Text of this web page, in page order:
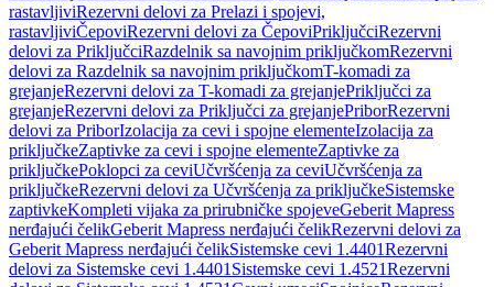
rastavljiviRezervni delovi za Prelazi i spojevi,
rastavljiviČepoviRezervni delovi za ČepoviPriključciRezervni
delovi za PriključciRazdelnik sa navojnim priključkomRezervni
delovi za Razdelnik sa navojnim priključkomT-komadi za
grejanjeRezervni delovi za T-komadi za grejanjePriključci za
grejanjeRezervni delovi za Priključci za grejanjePriborRezervni
delovi za PriborIzolacija za cevi i spojne elementeIzolacija za
priključkeZaptivke za cevi i spojne elementeZaptivke za
priključkePoklopci za ceviUčvršćenja za ceviUčvršćenja za
priključkeRezervni delovi za Učvršćenja za priključkeSistemske
zaptivkeKompleti vijaka za prirubničke spojeveGeberit Mapress
nerđajući čelikGeberit Mapress nerđajući čelikRezervni delovi za
Geberit Mapress nerđajući čelikSistemske cevi 1.4401Rezervni
delovi za Sistemske cevi 1.4401 Sistemske cevi 1.4521Rezervni